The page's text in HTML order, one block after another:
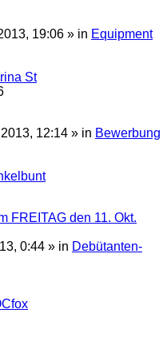
19:06 » in Equipment
St
12:14 » in Bewerbung
FREITAG den 11. Okt.
0:44 » in Debütanten-